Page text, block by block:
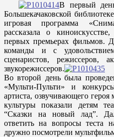
В первый
Большекачаковской
игровая программа
рассказала о
первых премьерах фильмов.
команды и с
сценаристов, режиссеров,
звукорежиссеров.
Во второй день была
«Мульти-Пульти» и
артиста, озвучивающего
культуры показали детям
“Сказки на новый лад”.
ответить на вопросы теста
дружно посмотрели